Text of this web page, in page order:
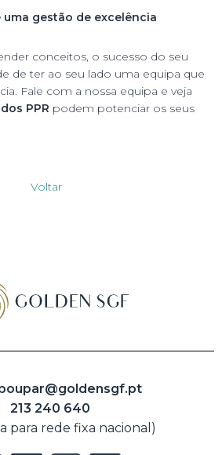
gestão de excelência
conceitos, o sucesso do seu
de ter ao seu lado uma equipa que
Fale com a nossa equipa e veja
PPR podem potenciar os seus
Voltar
213 240 640
para rede fixa nacional)